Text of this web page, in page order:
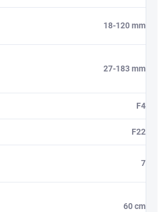
18-120 mm
27-183 mm
F4
F22
7
60 cm